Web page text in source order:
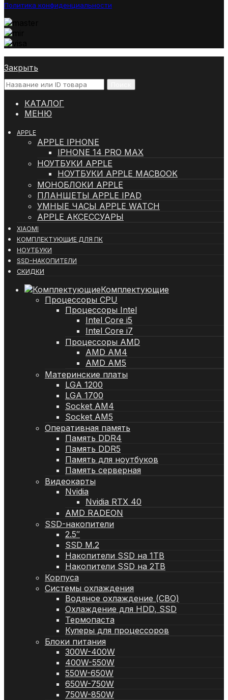
Политика конфиденциальности
Закрыть
КАТАЛОГ
МЕНЮ
APPLE
APPLE IPHONE
IPHONE 14 PRO MAX
НОУТБУКИ APPLE
НОУТБУКИ APPLE MACBOOK
МОНОБЛОКИ APPLE
ПЛАНШЕТЫ APPLE IPAD
УМНЫЕ ЧАСЫ APPLE WATCH
APPLE АКСЕССУАРЫ
XIAOMI
КОМПЛЕКТУЮЩИЕ ДЛЯ ПК
НОУТБУКИ
SSD-НАКОПИТЕЛИ
СКИДКИ
Комплектующие
Процессоры CPU
Процессоры Intel
Intel Core i5
Intel Core i7
Процессоры AMD
AMD AM4
AMD AM5
Материнские платы
LGA 1200
LGA 1700
Socket AM4
Socket AM5
Оперативная память
Память DDR4
Память DDR5
Память для ноутбуков
Память серверная
Видеокарты
Nvidia
Nvidia RTX 40
AMD RADEON
SSD-накопители
2.5″
SSD M.2
Накопители SSD на 1TB
Накопители SSD на 2TB
Корпуса
Системы охлаждения
Водяное охлаждение (СВО)
Охлаждение для HDD, SSD
Термопаста
Кулеры для процессоров
Блоки питания
300W-400W
400W-550W
550W-650W
650W-750W
750W-850W